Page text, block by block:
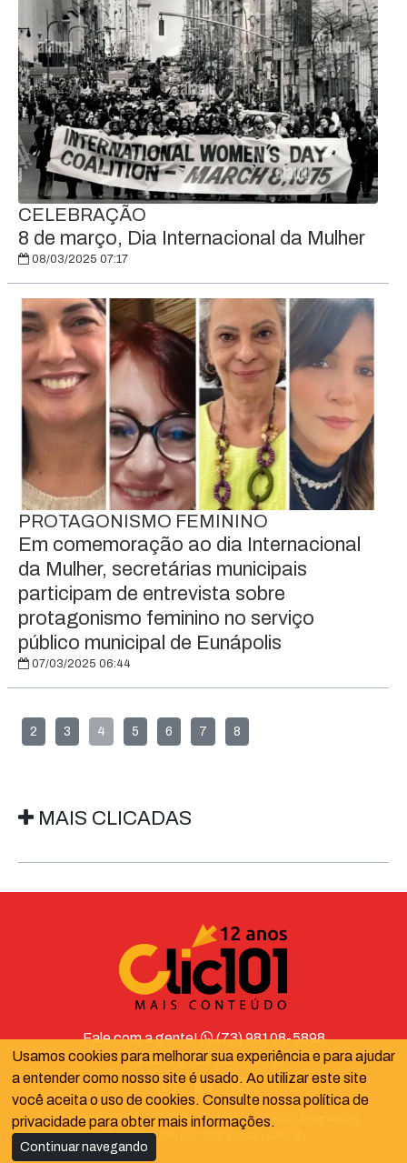
CELEBRAÇÃO
8 de março, Dia Internacional da Mulher
08/03/2025 07:17
PROTAGONISMO FEMININO
Em comemoração ao dia Internacional
da Mulher, secretárias municipais
participam de entrevista sobre
protagonismo feminino no serviço
público municipal de Eunápolis
07/03/2025 06:44
2 3 4 5 6 7 8
MAIS CLICADAS
Fale com a gente!
(73) 98108-5898
contato@clic101.com.br
© Copyright 2025 - CliC101 - Todos os direitos reservados.
Desenvolvido por:
Usamos cookies para melhorar sua experiência e para ajudar
a entender como nosso site é usado. Ao utilizar este site
você aceita o uso de cookies. Consulte nossa política de
privacidade para obter mais informações.
Continuar navegando